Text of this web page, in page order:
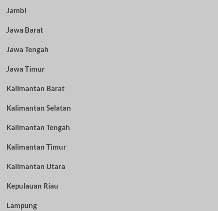
Jambi
Jawa Barat
Jawa Tengah
Jawa Timur
Kalimantan Barat
Kalimantan Selatan
Kalimantan Tengah
Kalimantan Timur
Kalimantan Utara
Kepulauan Riau
Lampung